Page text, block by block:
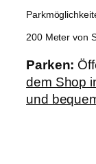
200 Meter von
Parken:
dem Shop
und